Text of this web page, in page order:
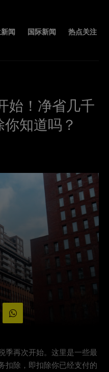
闻 国际新闻 热点关注
始！净省几千
知道吗？
季再次开始。这里是一些最
扣除，即扣除你已经支付的